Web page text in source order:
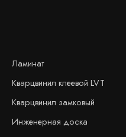
Ламинат
Кварцвинил клеевой LVT
Кварцвинил замковый
Инженерная доска